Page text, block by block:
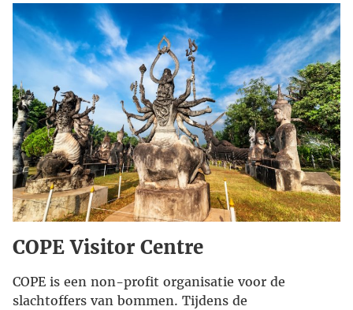
COPE Visitor Centre
COPE is een non-profit organisatie voor de
slachtoffers van bommen. Tijdens de